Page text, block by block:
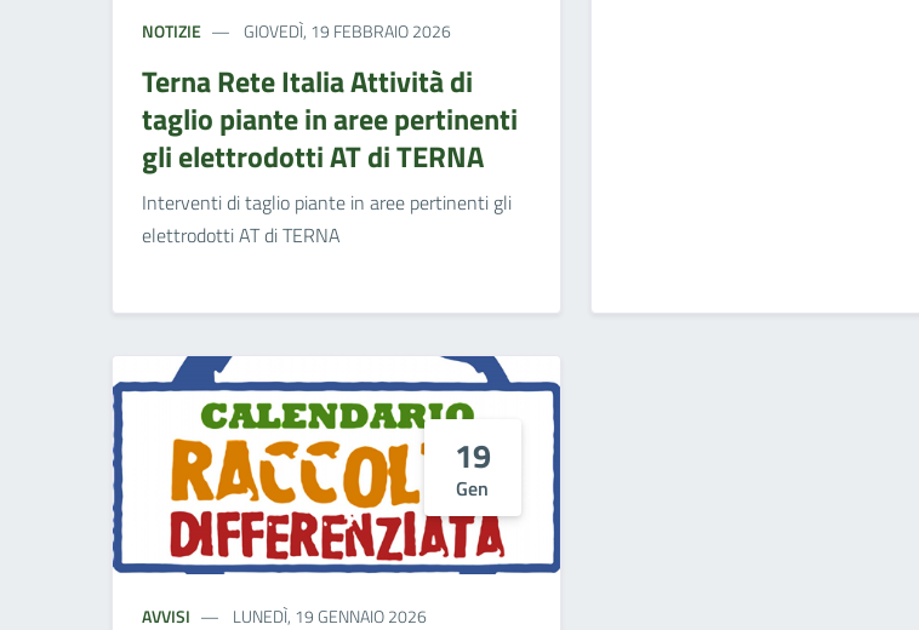
NOTIZIE GIOVEDÌ, 19 FEBBRAIO 2026
Terna Rete Italia Attività di
taglio piante in aree pertinenti
gli elettrodotti AT di TERNA
Interventi di taglio piante in aree pertinenti gli
elettrodotti AT di TERNA
19
Gen
AVVISI LUNEDÌ, 19 GENNAIO 2026